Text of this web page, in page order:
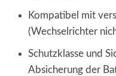
Kompatibel mit
(Wechselrichter
Schutzklasse und
Absicherung der